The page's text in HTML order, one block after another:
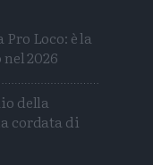
Loco: è la
2026
della
cordata di